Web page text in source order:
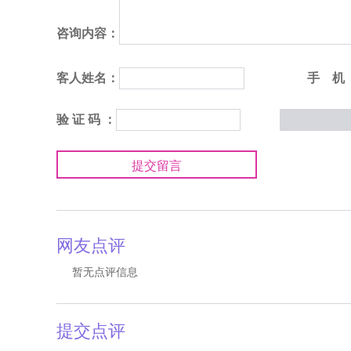
咨询内容：
客人姓名： 手 机
验 证 码 ：
提交留言
网友点评
暂无点评信息
提交点评